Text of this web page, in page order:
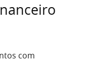
com